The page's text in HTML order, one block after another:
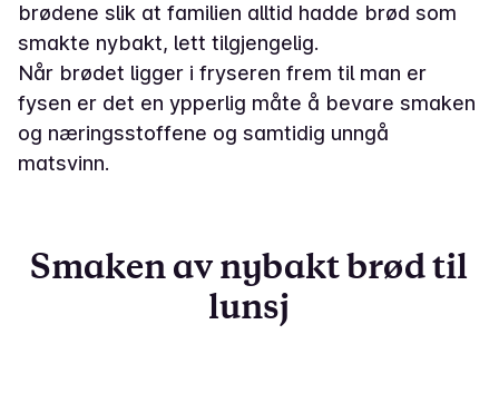
brødene slik at familien alltid hadde brød som
smakte nybakt, lett tilgjengelig.
Når brødet ligger i fryseren frem til man er
fysen er det en ypperlig måte å bevare smaken
og næringsstoffene og samtidig unngå
matsvinn.
Smaken av nybakt brød til
lunsj